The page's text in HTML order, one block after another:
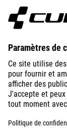
ABOUT US
EXPLORE